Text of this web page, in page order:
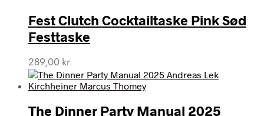
Fest Clutch Cocktailtaske Pink Sød
Festtaske
289,00 kr.
The Dinner Party Manual 2025